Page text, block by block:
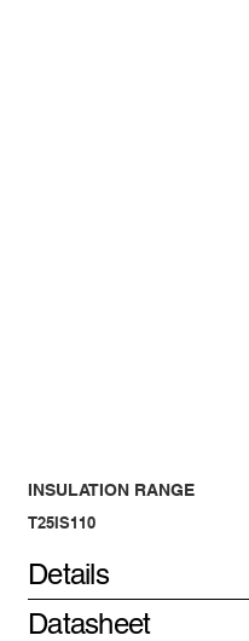
INSULATION RANGE
T25IS110
Details
Datasheet